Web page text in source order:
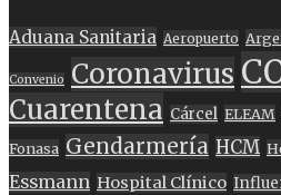
Aduana Sanitaria Aeropuerto
Convenio Coronavirus
Cuarentena Cárcel ELEAM
Fonasa Gendarmería HCM
Essmann Hospital Clínico